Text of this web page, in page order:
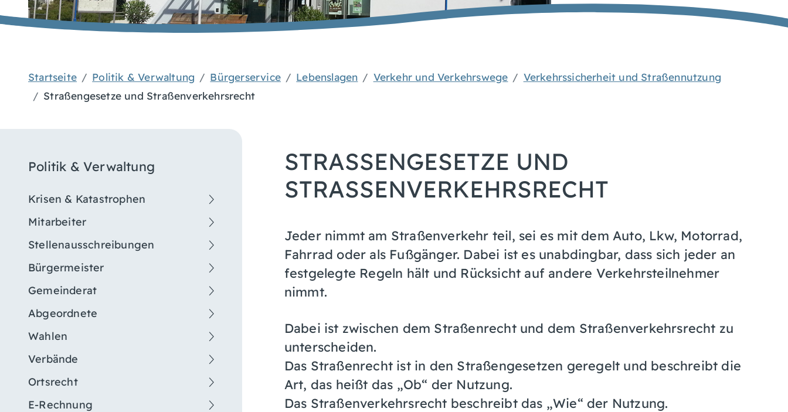
Startseite Politik & Verwaltung Bürgerservice Lebenslagen Verkehr und Verkehrswege
Verkehrssicherheit und Straßennutzung
Straßengesetze und Straßenverkehrsrecht
Politik & Verwaltung
Krisen & Katastrophen
Mitarbeiter
Stellenausschreibungen
Bürgermeister
Gemeinderat
Abgeordnete
Wahlen
Verbände
Ortsrecht
E-Rechnung
STRASSENGESETZE UND S
TRASSENVERKEHRSRECHT
Jeder nimmt am Straßenverkehr teil, sei es mit dem Auto, Lkw, Motorrad,
Fahrrad oder als Fußgänger. Dabei ist es unabdingbar, dass sich jeder an
festgelegte Regeln hält und Rücksicht auf andere Verkehrsteilnehmer
nimmt.
Dabei ist zwischen dem Straßenrecht und dem Straßenverkehrsrecht zu
unterscheiden.
Das Straßenrecht ist in den Straßengesetzen geregelt und beschreibt die
Art, das heißt das „Ob“ der Nutzung.
Das Straßenverkehrsrecht beschreibt das „Wie“ der Nutzung.